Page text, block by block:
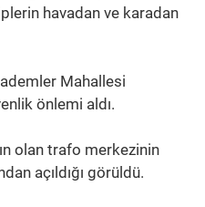
havadan ve karadan
Mahallesi
önlemi aldı.
olan trafo merkezinin
açıldığı görüldü.